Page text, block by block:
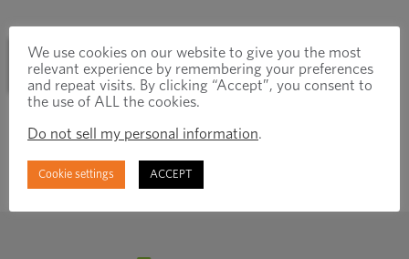
We use cookies on our website to give you the most
relevant experience by remembering your preferences
and repeat visits. By clicking “Accept”, you consent to
the use of ALL the cookies.
Do not sell my personal information.
Cookie settings ACCEPT